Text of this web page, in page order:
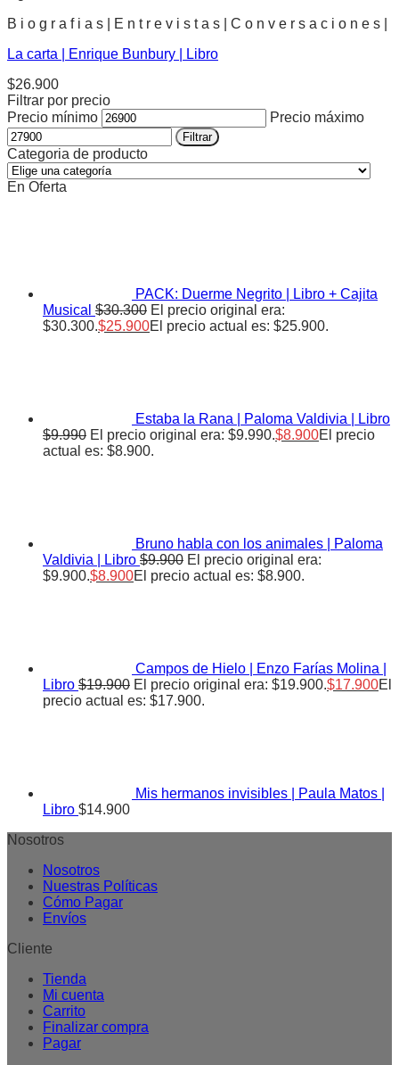
B i o g r a f i a s | E n t r e v i s t a s | C o n v e r s a c i o n e s |
La carta | Enrique Bunbury | Libro
$26.900
Filtrar por precio
Precio mínimo
Precio máximo
Filtrar
Categoria de producto
En Oferta
PACK: Duerme Negrito | Libro + Cajita
Musical $30.300 El precio original era:
$30.300.$25.900El precio actual es: $25.900.
Estaba la Rana | Paloma Valdivia | Libro
$9.990 El precio original era: $9.990.$8.900El precio
actual es: $8.900.
Bruno habla con los animales | Paloma
Valdivia | Libro $9.900 El precio original era:
$9.900.$8.900El precio actual es: $8.900.
Campos de Hielo | Enzo Farías Molina |
Libro $19.900 El precio original era: $19.900.$17.900El
precio actual es: $17.900.
Mis hermanos invisibles | Paula Matos |
Libro $14.900
Nosotros
Nosotros
Nuestras Políticas
Cómo Pagar
Envíos
Cliente
Tienda
Mi cuenta
Carrito
Finalizar compra
Pagar